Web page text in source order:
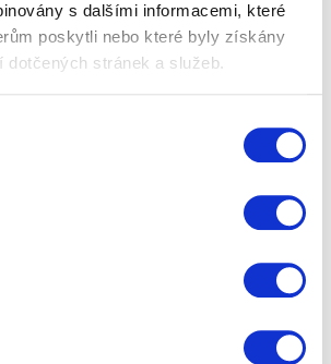
s dalšími informacemi, které
poskytli nebo které byly získány
stránek a služeb.
máte vše plně pod kontrolou. Co
udělat ve třetím adventním týdnu?